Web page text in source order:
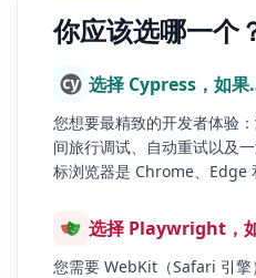
你应该选哪一个
选择 Cypress，如
您想要最精致的开发者体验
间旅行调试、自动重试以及
标浏览器是 Chrome、Edge
选择 Playwright，
您需要 WebKit（Safari 引